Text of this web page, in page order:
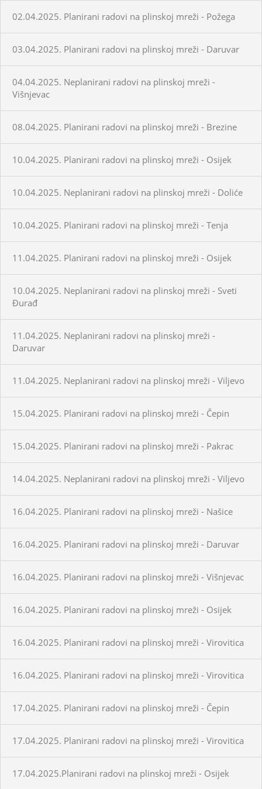
02.04.2025. Planirani radovi na plinskoj mreži - Požega
03.04.2025. Planirani radovi na plinskoj mreži - Daruvar
04.04.2025. Neplanirani radovi na plinskoj mreži -
Višnjevac
08.04.2025. Planirani radovi na plinskoj mreži - Brezine
10.04.2025. Planirani radovi na plinskoj mreži - Osijek
10.04.2025. Neplanirani radovi na plinskoj mreži - Doliće
10.04.2025. Planirani radovi na plinskoj mreži - Tenja
11.04.2025. Planirani radovi na plinskoj mreži - Osijek
10.04.2025. Neplanirani radovi na plinskoj mreži - Sveti
Đurađ
11.04.2025. Neplanirani radovi na plinskoj mreži -
Daruvar
11.04.2025. Neplanirani radovi na plinskoj mreži - Viljevo
15.04.2025. Planirani radovi na plinskoj mreži - Čepin
15.04.2025. Planirani radovi na plinskoj mreži - Pakrac
14.04.2025. Neplanirani radovi na plinskoj mreži - Viljevo
16.04.2025. Planirani radovi na plinskoj mreži - Našice
16.04.2025. Planirani radovi na plinskoj mreži - Daruvar
16.04.2025. Planirani radovi na plinskoj mreži - Višnjevac
16.04.2025. Planirani radovi na plinskoj mreži - Osijek
16.04.2025. Planirani radovi na plinskoj mreži - Virovitica
16.04.2025. Planirani radovi na plinskoj mreži - Virovitica
17.04.2025. Planirani radovi na plinskoj mreži - Čepin
17.04.2025. Planirani radovi na plinskoj mreži - Virovitica
17.04.2025.Planirani radovi na plinskoj mreži - Osijek